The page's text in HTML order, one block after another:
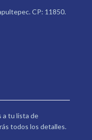
CP: 11850.
a tu lista de
todos los detalles.